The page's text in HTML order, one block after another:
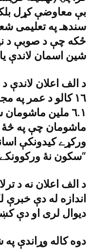
بې معاوضې کړل
سندهـ په تعليمى
ځکه چې د صوبې د
شين اسمان لاندې يا
د الف اعلان لاندې
٦.١ ملين
ماشومان چې په څۀ
“سکون نۀ
د الف اعلان نه د
اندازه له دې
ديوال لرى او دې